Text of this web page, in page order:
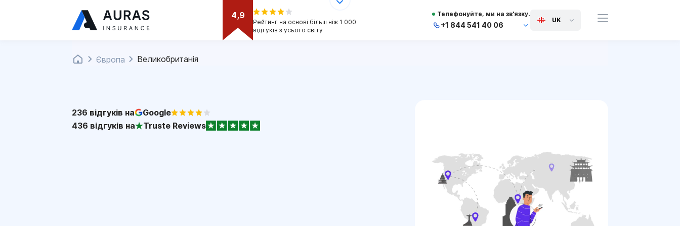
4,9
Рейтинг на основі більш ніж 1 000
відгуків з усього світу
Телефонуйте, ми на зв'язку.
+1 844 541 40 06
UK
Європа Великобританія
236 відгуків на
Google
436 відгуків на Truste Reviews